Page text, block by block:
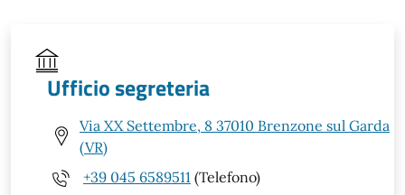
Ufficio segreteria
Via XX Settembre, 8 37010 Brenzone sul Garda
(VR)
+39 045 6589511 (Telefono)